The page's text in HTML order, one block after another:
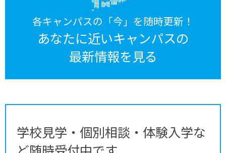
各キャンパスの「今」を随時更新！
あなたに近いキャンパスの
最新情報を見る
学校見学・個別相談・体験入学な